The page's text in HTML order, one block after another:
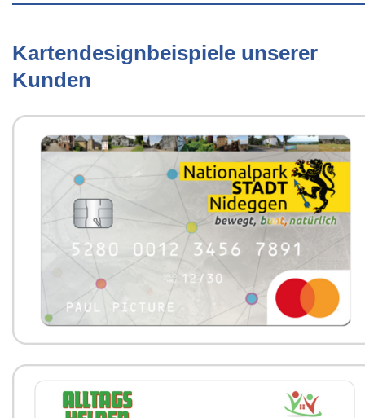
Kartendesignbeispiele unserer
Kunden